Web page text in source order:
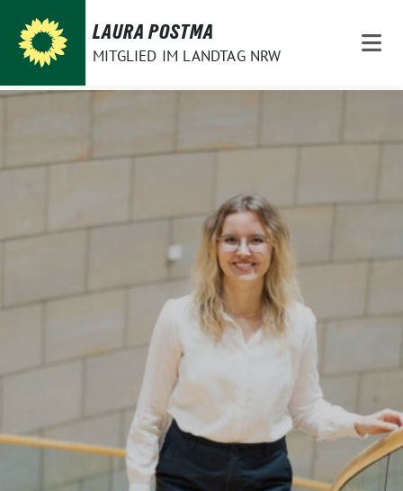
zum
Inhalt
LAURA POSTMA
MITGLIED IM LANDTAG NRW